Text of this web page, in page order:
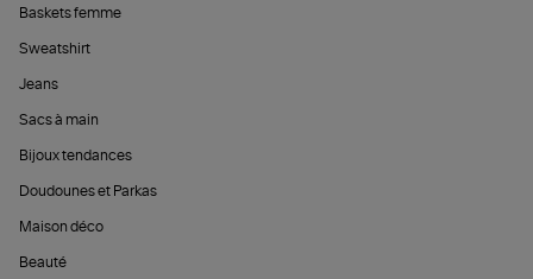
Baskets femme
Sweatshirt
Jeans
Sacs à main
Bijoux tendances
Doudounes et Parkas
Maison déco
Beauté